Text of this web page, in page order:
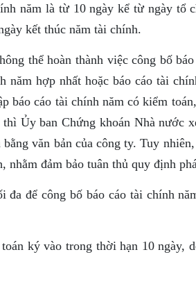
năm là từ 10 ngày kể từ ngày tổ
kết thúc năm tài chính.
thể hoàn thành việc công bố
năm hợp nhất hoặc báo cáo tài
báo cáo tài chính năm có kiểm
Ủy ban Chứng khoán Nhà nước
văn bản của công ty. Tuy
nhằm đảm bảo tuân thủ quy định
đa để công bố báo cáo tài chính
ký vào trong thời hạn 10 ngày,